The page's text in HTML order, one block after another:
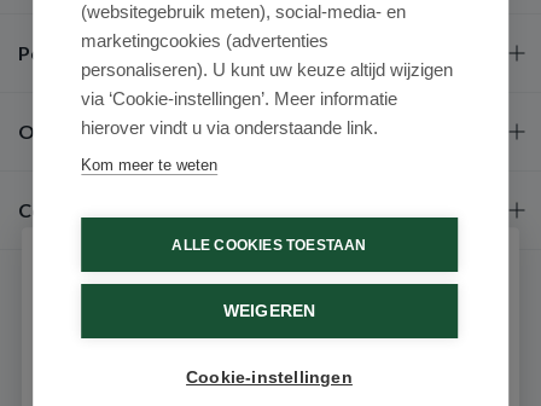
Populaire merken
Over ons
Contact
9.6 / 10 (531 beoordelingen)
(websitegebruik meten), social-media- en
marketingcookies (advertenties
personaliseren). U kunt uw keuze altijd wijzigen
via ‘Cookie-instellingen’. Meer informatie
hierover vindt u via onderstaande link.
Kom meer te weten
ALLE COOKIES TOESTAAN
WEIGEREN
Cookie-instellingen
Schrijf je in voor onze nieuwsbrief
Ontvang als eerste de beste aanbiedingen en persoonlijk
advies